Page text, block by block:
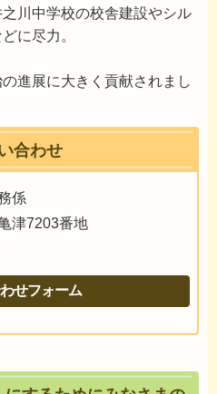
川中学校の校舎建設やシル
に尽力。
進展に大きく貢献されまし
合わせ
係
津7203番地